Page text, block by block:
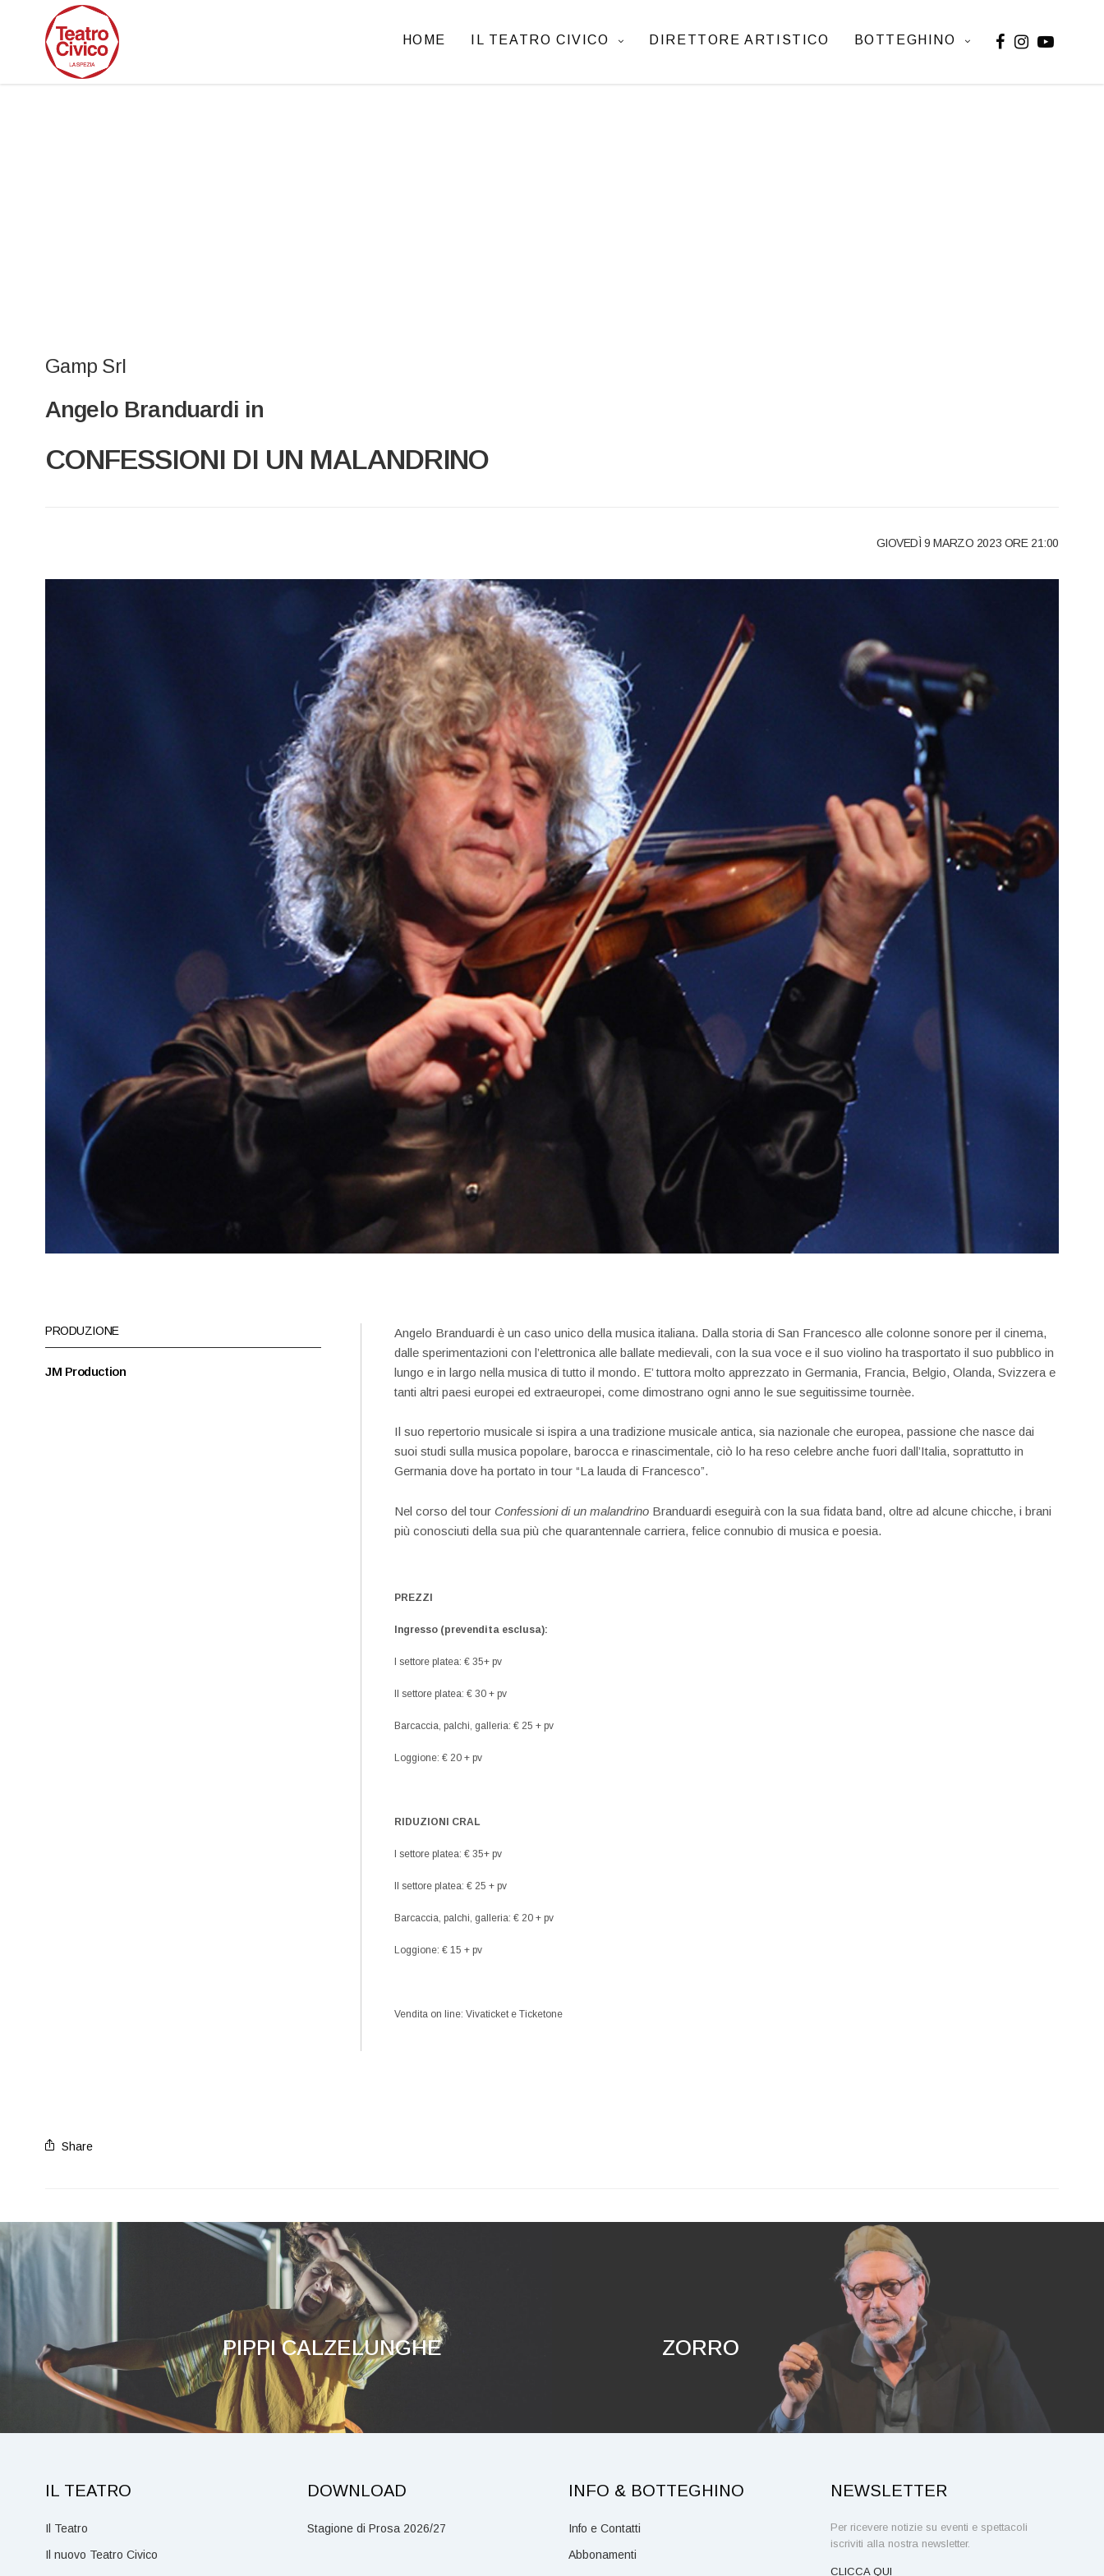
HOME IL TEATRO CIVICO DIRETTORE ARTISTICO BOTTEGHINO
Gamp Srl
Angelo Branduardi in
CONFESSIONI DI UN MALANDRINO
GIOVEDÌ 9 MARZO 2023 ORE 21:00
PRODUZIONE
JM Production
Angelo Branduardi è un caso unico della musica italiana. Dalla storia di San Francesco alle colonne sonore per il cinema,
dalle sperimentazioni con l’elettronica alle ballate medievali, con la sua voce e il suo violino ha trasportato il suo pubblico in
lungo e in largo nella musica di tutto il mondo. E’ tuttora molto apprezzato in Germania, Francia, Belgio, Olanda, Svizzera e
tanti altri paesi europei ed extraeuropei, come dimostrano ogni anno le sue seguitissime tournèe.
Il suo repertorio musicale si ispira a una tradizione musicale antica, sia nazionale che europea, passione che nasce dai
suoi studi sulla musica popolare, barocca e rinascimentale, ciò lo ha reso celebre anche fuori dall’Italia, soprattutto in
Germania dove ha portato in tour “La lauda di Francesco”.
Nel corso del tour Confessioni di un malandrinoBranduardi eseguirà con la sua fidata band, oltre ad alcune chicche, i brani
più conosciuti della sua più che quarantennale carriera, felice connubio di musica e poesia.
PREZZI
Ingresso (prevendita esclusa):
I settore platea: € 35+ pv
II settore platea: € 30 + pv
Barcaccia, palchi, galleria: € 25 + pv
Loggione: € 20 + pv
RIDUZIONI CRAL
I settore platea: € 35+ pv
II settore platea: € 25 + pv
Barcaccia, palchi, galleria: € 20 + pv
Loggione: € 15 + pv
Vendita on line: Vivaticket e Ticketone
Share
PIPPI CALZELUNGHE ZORRO
IL TEATRO
Il Teatro
Il nuovo Teatro Civico
DOWNLOAD
Stagione di Prosa 2026/27
INFO & BOTTEGHINO
Info e Contatti
Abbonamenti
NEWSLETTER
Per ricevere notizie su eventi e spettacoli
iscriviti alla nostra newsletter.
CLICCA QUI